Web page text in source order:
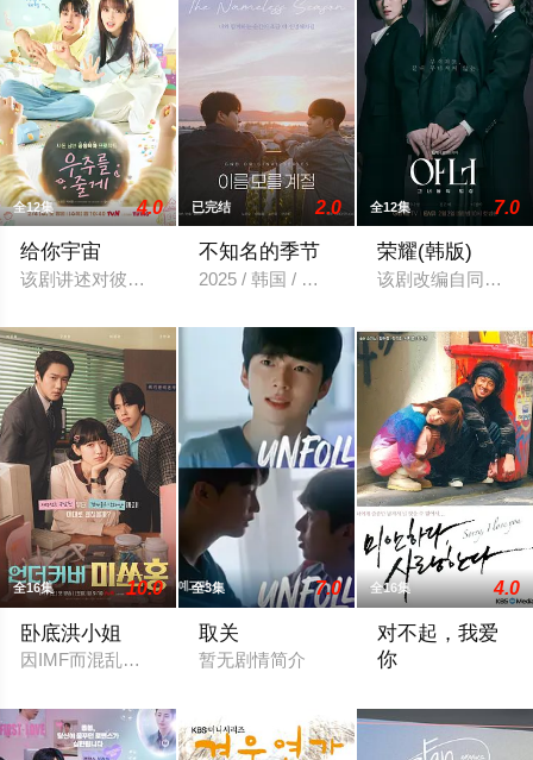
全12集 4.0
给你宇宙
该剧讲述对彼此充满误会的亲家男女抚养侄子宇宙一起成长的故
已完结 2.0
不知名的季节
2025 / 韩国 / 剧情,同性,韩国剧
全12集 7.0
荣耀(韩版)
该剧改编自同名瑞
全16集 10.0
卧底洪小姐
因IMF而混乱的90年代末，锲而不舍的调查员洪金宝（朴信惠 饰
全3集 7.0
取关
暂无剧情简介
全16集 4.0
对不起，我爱
你